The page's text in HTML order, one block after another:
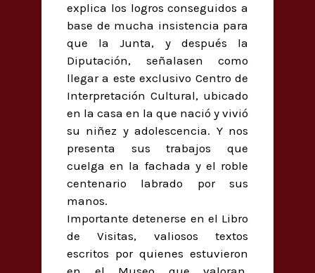
explica los logros conseguidos a
base de mucha insistencia para
que la Junta, y después la
Diputación, señalasen como
llegar a este exclusivo Centro de
Interpretación Cultural, ubicado
en la casa en la que nació y vivió
su niñez y adolescencia. Y nos
presenta sus trabajos que
cuelga en la fachada y el roble
centenario labrado por sus
manos.
Importante detenerse en el Libro
de Visitas, valiosos textos
escritos por quienes estuvieron